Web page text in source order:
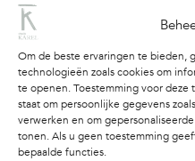
Om de beste ervaringen te bieden,
technologieën zoals cookies om
te openen. Toestemming voor
staat om persoonlijke gegevens
verwerken en om
tonen. Als u geen toestemming
bepaalde functies.
BEKIJK
Sprekende